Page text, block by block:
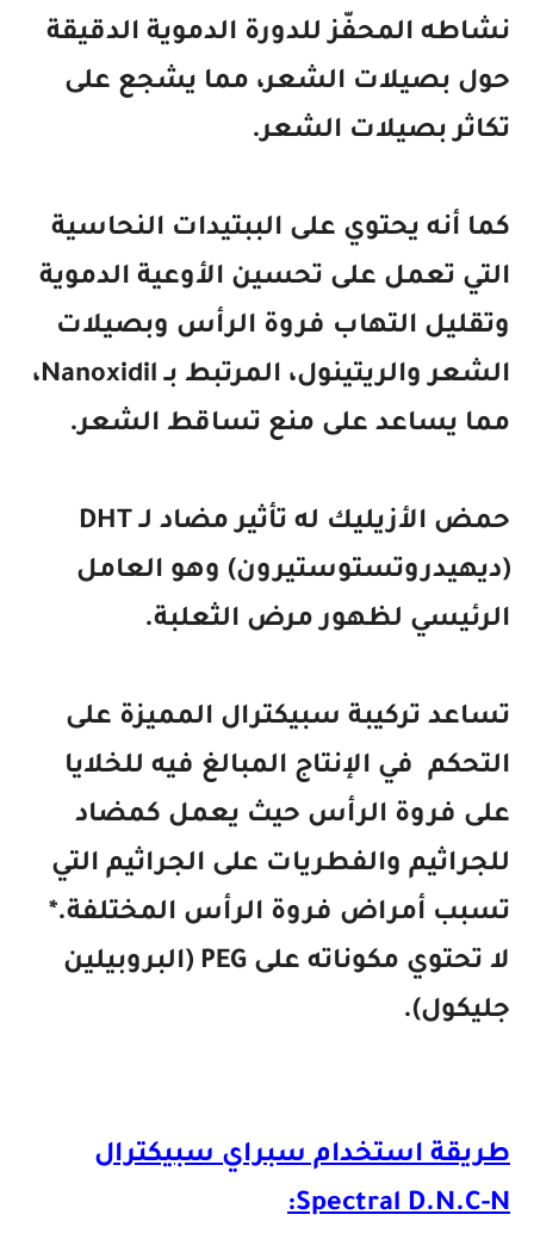
نشاطه المحفّز للدورة الدموية الدقيقة
حول بصيلات الشعر، مما يشجع على
تكاثر بصيلات الشعر.
كما أنه يحتوي على الببتيدات النحاسية
التي تعمل على تحسين الأوعية الدموية
وتقليل التهاب فروة الرأس وبصيلات
الشعر والريتينول، المرتبط بـ Nanoxidil،
مما يساعد على منع تساقط الشعر.
حمض الأزيليك له تأثير مضاد لـ DHT
(ديهيدروتستوستيرون) وهو العامل
الرئيسي لظهور مرض الثعلبة.
تساعد تركيبة سبيكترال المميزة على
التحكم في الإنتاج المبالغ فيه للخلايا
على فروة الرأس حيث يعمل كمضاد
للجراثيم والفطريات على الجراثيم التي
تسبب أمراض فروة الرأس المختلفة.*
لا تحتوي مكوناته على PEG (البروبيلين
جليكول).
طريقة استخدام سبراي سبيكترال
Spectral D.N.C-N: